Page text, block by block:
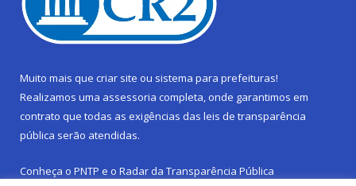
Muito mais que criar site ou sistema para prefeituras!
Realizamos uma assessoria completa, onde garantimos em
contrato que todas as exigências das leis de transparência
pública serão atendidas.
Conheça o PNTP e o Radar da Transparência Pública